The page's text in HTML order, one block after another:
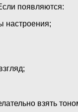
появляются:
настроения;
взять